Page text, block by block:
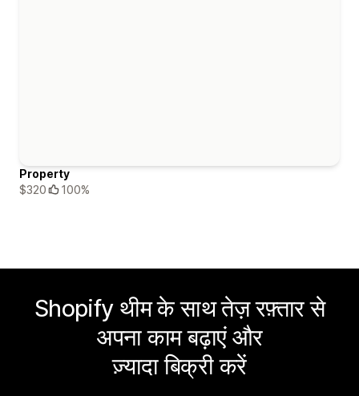
Property
$320
100%
Shopify थीम के साथ तेज़ रफ़्तार से
अपना काम बढ़ाएं और
ज़्यादा बिक्री करें